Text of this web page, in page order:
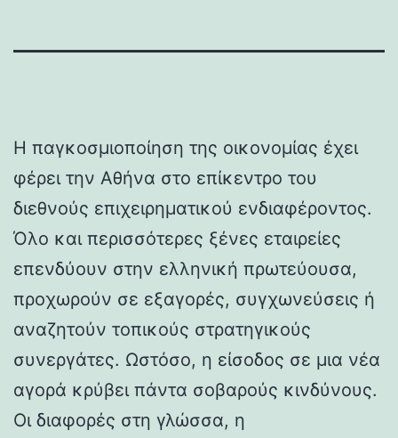
Η παγκοσμιοποίηση της οικονομίας έχει
φέρει την Αθήνα στο επίκεντρο του
διεθνούς επιχειρηματικού ενδιαφέροντος.
Όλο και περισσότερες ξένες εταιρείες
επενδύουν στην ελληνική πρωτεύουσα,
προχωρούν σε εξαγορές, συγχωνεύσεις ή
αναζητούν τοπικούς στρατηγικούς
συνεργάτες. Ωστόσο, η είσοδος σε μια νέα
αγορά κρύβει πάντα σοβαρούς κινδύνους.
Οι διαφορές στη γλώσσα, η